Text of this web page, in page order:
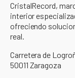
CristalRecord,
interior
ofreciendo
real.
Carretera de
50011 Zaragoza